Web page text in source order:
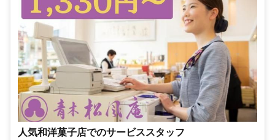
人気和洋菓子店でのサービススタッフ